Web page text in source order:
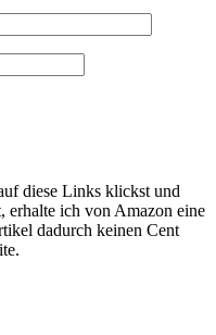
diese Links klickst und
erhalte ich von Amazon eine
dadurch keinen Cent